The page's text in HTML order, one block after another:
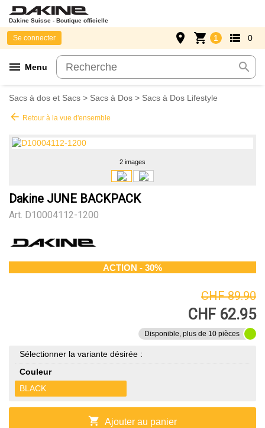
Dakine Suisse - Boutique officielle
menu Menu search
Se connecter place shopping_cart 1 view_list 0
Sacs à dos et Sacs > Sacs à Dos > Sacs à Dos Lifestyle
arrow_back Retour à la vue d'ensemble
2 images
Dakine JUNE BACKPACK
Art. D10004112-1200
ACTION - 30%
CHF 89.90
CHF 62.95
Disponible, plus de 10 pièces
Sélectionner la variante désirée :
Couleur
BLACK
shopping_cart Ajouter au panier